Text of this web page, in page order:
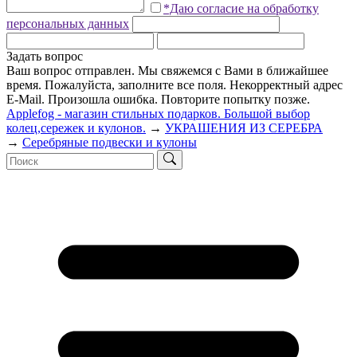
*Даю согласие на обработку
персональных данных
Задать вопрос
Ваш вопрос отправлен. Мы свяжемся с Вами в ближайшее
время. Пожалуйста, заполните все поля. Некорректный адрес
E-Mail. Произошла ошибка. Повторите попытку позже.
Applefog - магазин стильных подарков. Большой выбор
колец,сережек и кулонов. → УКРАШЕНИЯ ИЗ СЕРЕБРА
→ Серебряные подвески и кулоны